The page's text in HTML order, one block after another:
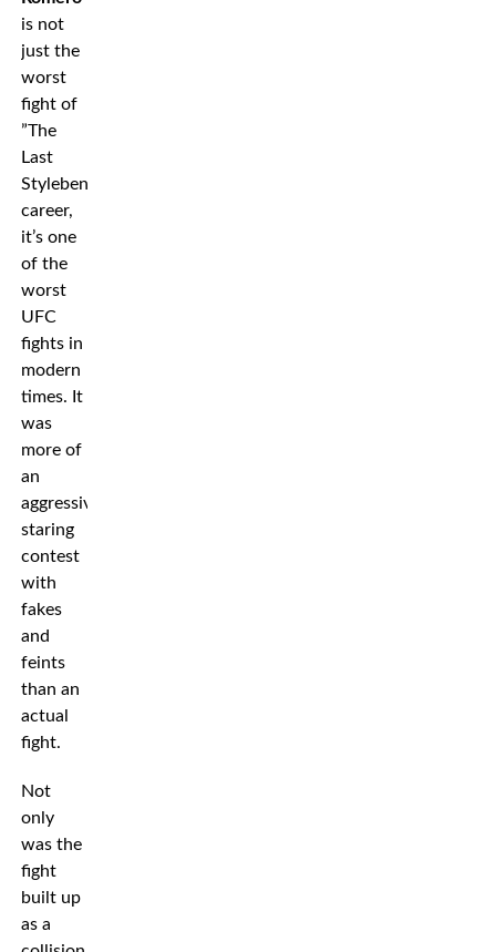
is not
just the
worst
fight of
”The
Last
Stylebenders”
career,
it’s one
of the
worst
UFC
fights in
modern
times. It
was
more of
an
aggressive
staring
contest
with
fakes
and
feints
than an
actual
fight.
Not
only
was the
fight
built up
as a